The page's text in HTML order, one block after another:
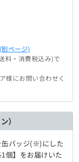
ページ)
料・消費税込み)で
様にお問い合わせく
）
缶バッジ(※)にした
個】をお届けいた